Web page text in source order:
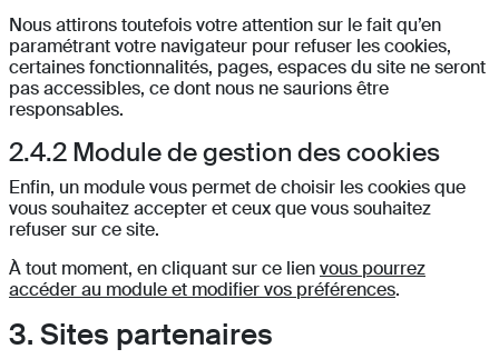
Nous attirons toutefois votre attention sur le fait qu’en
paramétrant votre navigateur pour refuser les cookies,
certaines fonctionnalités, pages, espaces du site ne seront
pas accessibles, ce dont nous ne saurions être
responsables.
2.4.2 Module de gestion des cookies
Enfin, un module vous permet de choisir les cookies que
vous souhaitez accepter et ceux que vous souhaitez
refuser sur ce site.
À tout moment, en cliquant sur ce lienvous pourrez
accéder au module et modifier vos préférences.
3. Sites partenaires